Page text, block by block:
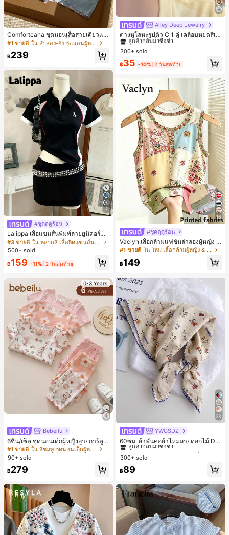
Comfortcana ชุดนอนเสื้อสายเดี่ยวแต่
งระบายและกางเกงขาสั้นสำหรับผู้หญิง
#1 ขายดี ใน ลำลอง-ยัง ชุดนอนผู้หญิง
฿239
7
#ชุดฤดูร้อน
Lalippa เสื้อแขนสั้นพิมพ์ลายยูนิคอร์นล
ายทางสีตัดกันสำหรับผู้หญิง สไตล์วิทย
าลัย
#3 ขายดี
ใน หลากสี เสื้อยืดแขนสั้นเนื้อนุ่มสำหรับใส่ทุกวัน
500+ sold
฿159 -11% 2 วันสุดท้าย
0-3 Years
Bebeilu
6ชิ้น/เซ็ต ชุดนอนเด็กผู้หญิงลายการ์ตูน
หมีและดอกไม้ คอกลม แขนสั้น กางเกง
ขาสั้น ขอบระบาย สวมใส่สบาย
#1 ขายดี
ใน สีชมพู ชุดนอนเด็กผู้หญิง
90+ sold
฿279
Alley Deep Jewelry
ต่างหูโลหะรูปตัว C 1 คู่ เคลือบหยดสีเห
ลือง ลายจุดสีน้ำเงิน สไตล์ยุโรปและอเม
ริกัน แฟชั่นส่วนตัว หวานและสง่างาม
สำหรับผู้หญิงและเด็กหญิง สำหรับการเ
ดินทาง งานแต่งงาน ปาร์ตี้ วันเกิด ของ
#1 ขายดี ใน โบโฮ ต่างหูผู้หญิง
ลูกค้ากลับมาซื้อซ้ำ!
#1 ขายดี ใน โบโฮ ต่างหูผู้หญิง
ลูกค้ากลับมาซื้อซ้ำ!
#1 ขายดี ใน โบโฮ ต่างหูผู้หญิง
ลูกค้ากลับมาซื้อซ้ำ!
#1 ขายดี ใน โบโฮ ต่างหูผู้หญิง
300+ sold
฿35 -10% 2 วันสุดท้าย
16
#ชุดฤดูร้อน
Vaclyn เสื้อกล้ามแฟชั่นลำลองผู้หญิง ล
ายแพตช์เวิร์ก แขนกุด คอกลม ติดกระดุ
#1 ขายดี ใน ใหม่ เสื้อกล้ามผู้หญิง & Camis
฿149
23
YWGSDZ
60ซม. ผ้าพันคอผ้าไหมลายดอกไม้ Dit
sy สีเบจ, เครื่องประดับใหม่สำหรับผู้หญิ
งฤดูใบไม้ผลิ/ฤดูใบไม้ร่วง, ผ้าพันคอผืน
#1 ขายดี
ลูกค้ากลับมาซื้อซ้ำ!
#1 ขายดี
ลูกค้ากลับมาซื้อซ้ำ!
#1 ขายดี
ลูกค้ากลับมาซื้อซ้ำ!
#1 ขายดี
ใน สีเบจ ผ้าพันคอทรงสี่เหลี่ยมและผ้าพันคอสำหรับผู้
300+ sold
฿89